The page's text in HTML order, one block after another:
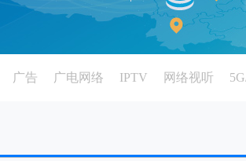
广告 广电网络 IPTV 网络视听